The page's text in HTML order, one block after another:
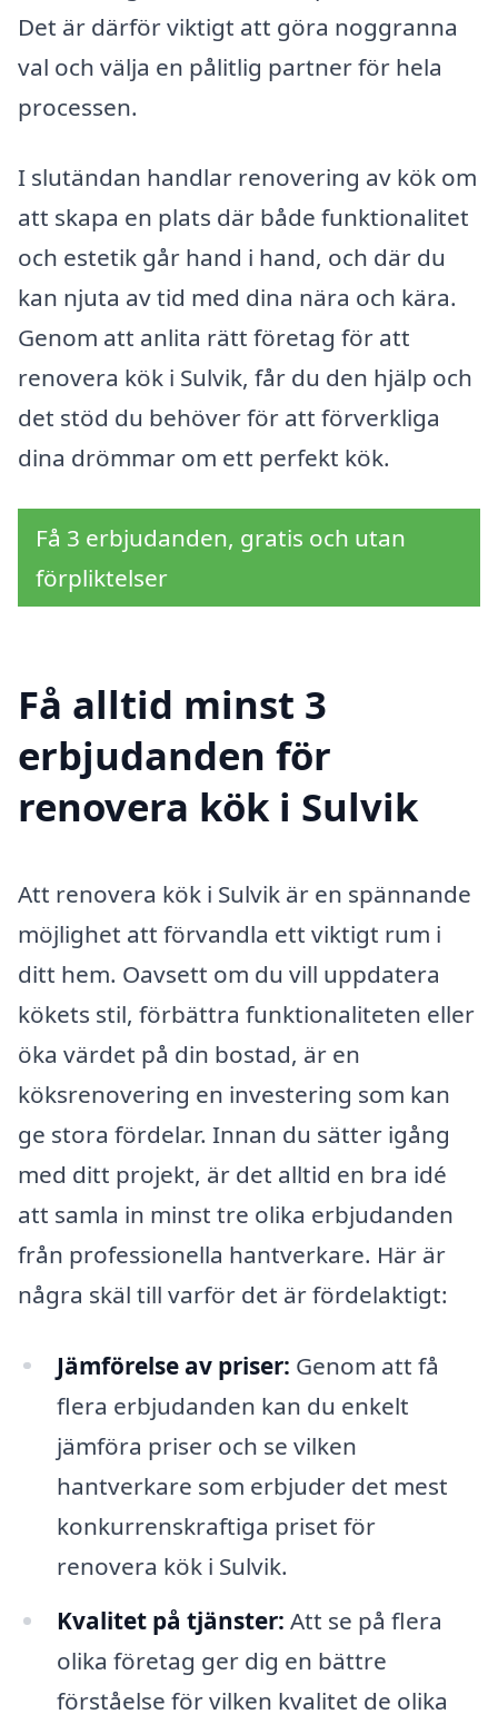
Det är därför viktigt att göra noggranna
val och välja en pålitlig partner för hela
processen.
I slutändan handlar renovering av kök om
att skapa en plats där både funktionalitet
och estetik går hand i hand, och där du
kan njuta av tid med dina nära och kära.
Genom att anlita rätt företag för att
renovera kök i Sulvik, får du den hjälp och
det stöd du behöver för att förverkliga
dina drömmar om ett perfekt kök.
Få 3 erbjudanden, gratis och utan
förpliktelser
Få alltid minst 3
erbjudanden för
renovera kök i Sulvik
Att renovera kök i Sulvik är en spännande
möjlighet att förvandla ett viktigt rum i
ditt hem. Oavsett om du vill uppdatera
kökets stil, förbättra funktionaliteten eller
öka värdet på din bostad, är en
köksrenovering en investering som kan
ge stora fördelar. Innan du sätter igång
med ditt projekt, är det alltid en bra idé
att samla in minst tre olika erbjudanden
från professionella hantverkare. Här är
några skäl till varför det är fördelaktigt:
Jämförelse av priser: Genom att få
flera erbjudanden kan du enkelt
jämföra priser och se vilken
hantverkare som erbjuder det mest
konkurrenskraftiga priset för
renovera kök i Sulvik.
Kvalitet på tjänster: Att se på flera
olika företag ger dig en bättre
förståelse för vilken kvalitet de olika